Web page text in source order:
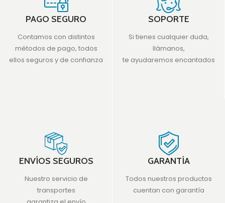
PAGO SEGURO
Contamos con distintos
métodos de pago, todos
ellos seguros y de confianza
SOPORTE
Si tienes cualquier duda,
llámanos,
te ayudaremos encantados
ENVÍOS SEGUROS
Nuestro servicio de
transportes
GARANTÍA
Todos nuestros productos
cuentan con garantía